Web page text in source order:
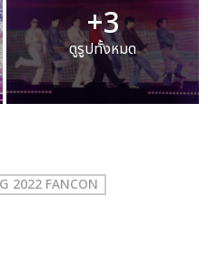
+3
ดูรูปทั้งหมด
2022 FANCON